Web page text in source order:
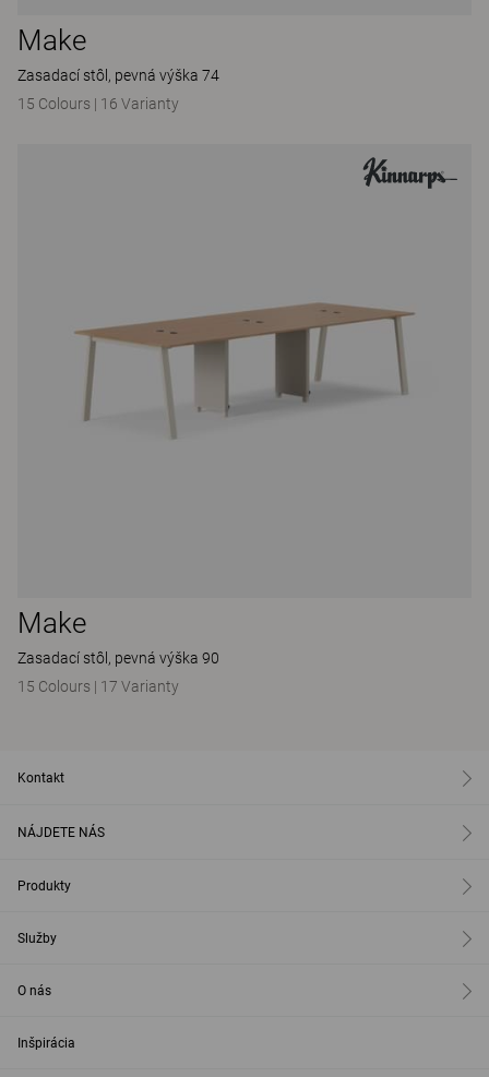
Make
Zasadací stôl, pevná výška 74
15 Colours | 16 Varianty
Make
Zasadací stôl, pevná výška 90
15 Colours | 17 Varianty
Kontakt
NÁJDETE NÁS
Produkty
Služby
O nás
Inšpirácia